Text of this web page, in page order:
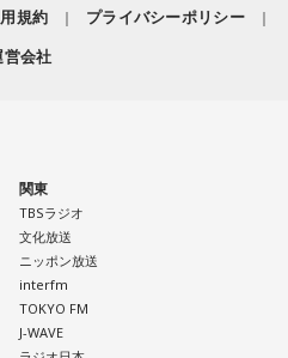
、マンガを描くことを題材に
原作を読みました。それで、0
で薪をくべて火種を燃やしてい
めちゃ燃えていくみたいな。
自分だけでやっていくぞ！」
音楽を作っているとき
く一致している部分があったの
……」と前置きした上で、具体
。
ことを申し上げるようだけれ
っぱり、ちゃんと食べて、よ
んって不規則でしょう？ 夜勤
るから、身体のコンディショ
変だと思うの。
規約
プライバシーポリシー
営会社
関東
TBSラジオ
文化放送
ニッポン放送
interfm
TOKYO FM
J-WAVE